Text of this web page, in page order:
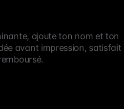
ajoute ton nom et ton
avant impression, satisfait